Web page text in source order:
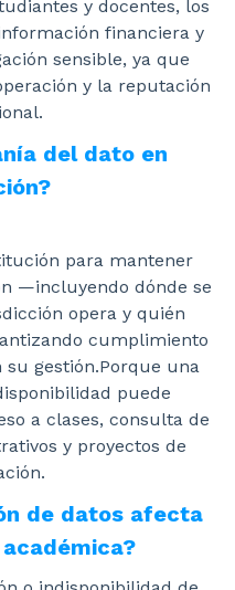
y docentes, los
financiera y
sensible, ya que
y la reputación
del dato en
para mantener
—incluyendo dónde se
opera y quién
cumplimiento
gestión.Porque una
puede
a clases, consulta de
y proyectos de
de datos afecta